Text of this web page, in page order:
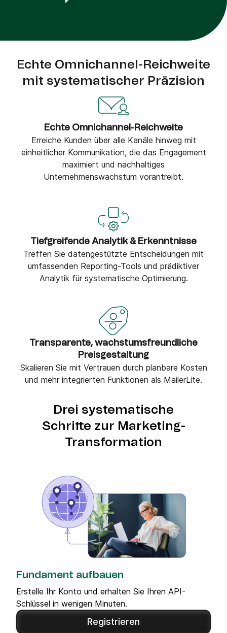
Echte Omnichannel-Reichweite
mit systematischer Präzision
Echte Omnichannel-Reichweite
Erreiche Kunden über alle Kanäle hinweg mit
einheitlicher Kommunikation, die das Engagement
maximiert und nachhaltiges
Unternehmenswachstum vorantreibt.
Tiefgreifende Analytik & Erkenntnisse
Treffen Sie datengestützte Entscheidungen mit
umfassenden Reporting-Tools und prädiktiver
Analytik für systematische Optimierung.
Transparente, wachstumsfreundliche
Preisgestaltung
Skalieren Sie mit Vertrauen durch planbare Kosten
und mehr integrierten Funktionen als MailerLite.
Drei systematische
Schritte zur Marketing-
Transformation
Fundament aufbauen
Erstelle Ihr Konto und erhalten Sie Ihren API-
Schlüssel in wenigen Minuten.
Registrieren